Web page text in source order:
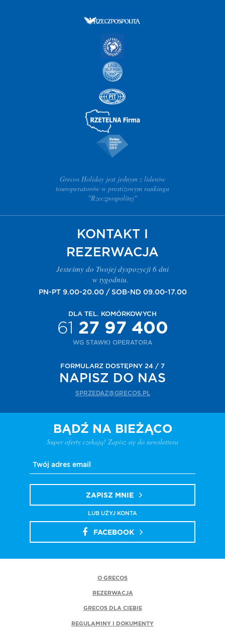
Grecos Holiday jest jednym z liderów
touroperatorów w prestiżowym rankingu
"Rzeczpospolitej"
KONTAKT I
REZERWACJA
Jesteśmy do Twojej dyspozycji 6 dni
w tygodniu.
PN-PT 9.00-20.00 / SOB-ND 09.00-17.00
DLA TEL. KOMÓRKOWYCH
61 27 97 400
WG STAWKI OPERATORA
FORMULARZ DOSTĘPNY 24 / 7
NAPISZ DO NAS
SPRZEDAZ@GRECOS.PL
BĄDŹ NA BIEŻĄCO
Super oferty czekają! Zapisz się do newslettera
ZAPISZ MNIE
LUB UŻYJ KONTA
FACEBOOK
O GRECOS
REZERWACJA
GRECOS DLA CIEBIE
REGULAMINY I DOKUMENTY